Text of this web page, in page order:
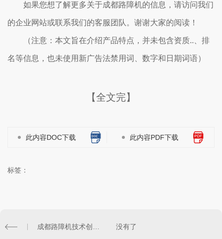
如果您想了解更多关于成都路障机的信息，请访问我们
的企业网站或联系我们的客服团队。谢谢大家的阅读！
（注意：本文旨在介绍产品特点，并未包含资质..、排
名等信息，也未使用新广告法禁用词、数字和日期词语）
【全文完】
此内容DOC下载 此内容PDF下载
标签：
没有了